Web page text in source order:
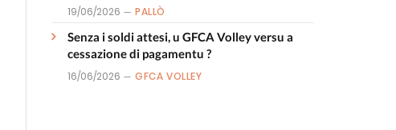
19/06/2026 PALLÒ
Senza i soldi attesi, u GFCA Volley versu a
cessazione di pagamentu ?
16/06/2026 GFCA VOLLEY